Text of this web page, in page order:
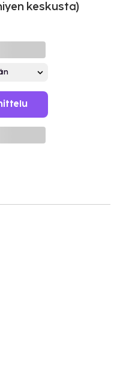
keskusta)